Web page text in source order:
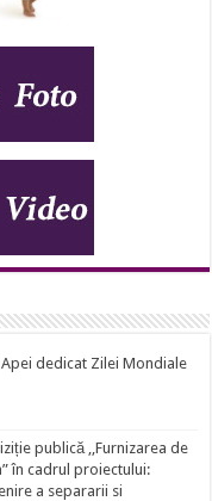
Apei dedicat Zilei Mondiale
publică ,,Furnizarea de
în cadrul proiectului:
a separarii si